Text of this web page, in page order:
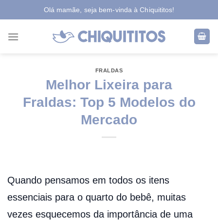
to
Olá mamãe, seja bem-vinda à Chiquititos!
FRALDAS
Melhor Lixeira para
Fraldas: Top 5 Modelos do
Mercado
Quando pensamos em todos os itens
essenciais para o quarto do bebê, muitas
vezes esquecemos da importância de uma